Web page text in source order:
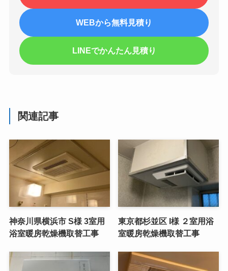
WEBから無料見積り
LINEでかんたん見積り
関連記事
神奈川県横浜市 S様 3室用
浴室暖房乾燥機取替工事
東京都杉並区 I様 ２室用浴
室暖房乾燥機取替工事